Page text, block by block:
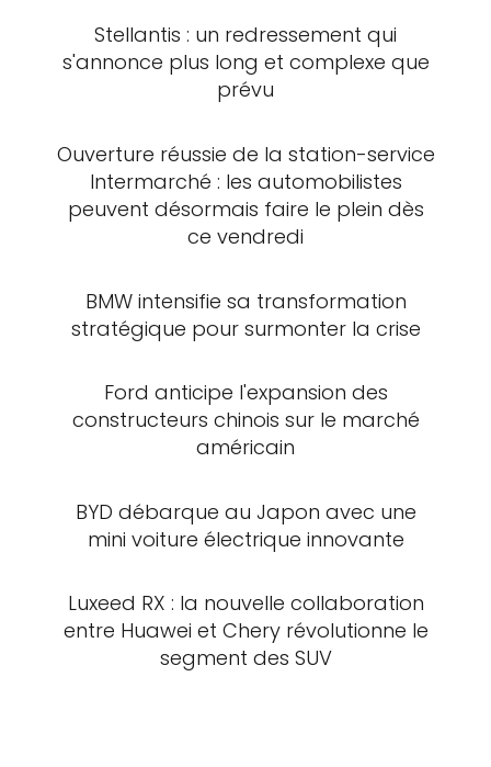
Stellantis : un redressement qui
s'annonce plus long et complexe que
prévu
Ouverture réussie de la station-service
Intermarché : les automobilistes
peuvent désormais faire le plein dès
ce vendredi
BMW intensifie sa transformation
stratégique pour surmonter la crise
Ford anticipe l'expansion des
constructeurs chinois sur le marché
américain
BYD débarque au Japon avec une
mini voiture électrique innovante
Luxeed RX : la nouvelle collaboration
entre Huawei et Chery révolutionne le
segment des SUV